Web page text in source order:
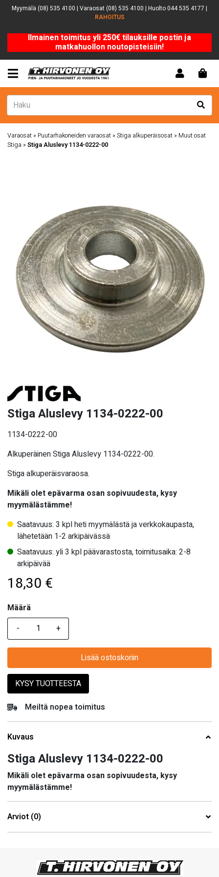
Myymälä (08) 535 4100 | Varaosat (08) 535 4100 | Huolto 044 535 4177 |
RAHOITUS
Ilmainen toimitus yli 250€ tilauksille postin ja
matkahuollon noutopisteisiin!
Varaosat » Puutarhakoneiden varaosat »Stiga alkuperäisosat » Muut osat
Stiga »Stiga Aluslevy 1134-0222-00
Stiga Aluslevy 1134-0222-00
1134-0222-00
Alkuperäinen Stiga Aluslevy 1134-0222-00.
Stiga alkuperäisvaraosa.
Mikäli olet epävarma osan sopivuudesta, kysy
myymälästämme!
Saatavuus: 3 kpl heti myymälästä ja verkkokaupasta,
lähetetään 1-2 arkipäivässä
Saatavuus: yli 3 kpl päävarastosta, toimitusaika: 2-8
arkipäivää
18,30 €
Määrä
Määrä
Lisää ostoskoriin
KYSY TUOTTEESTA
Meiltä nopea toimitus
Kuvaus
Stiga Aluslevy 1134-0222-00
Mikäli olet epävarma osan sopivuudesta, kysy
myymälästämme!
Arviot (0)